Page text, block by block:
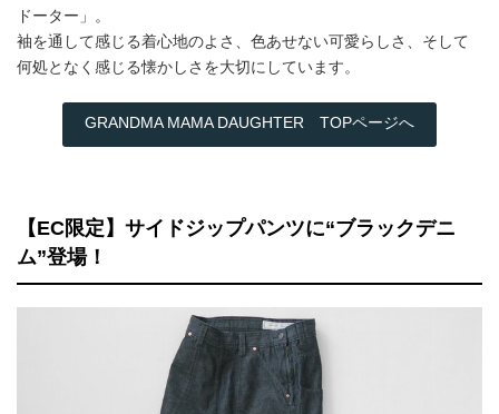
ドーター」。
袖を通して感じる着心地のよさ、色あせない可愛らしさ、そして
何処となく感じる懐かしさを大切にしています。
GRANDMA MAMA DAUGHTER TOPページへ
【EC限定】サイドジップパンツに“ブラックデニ
ム”登場！